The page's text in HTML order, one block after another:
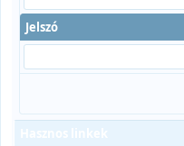
Jelszó